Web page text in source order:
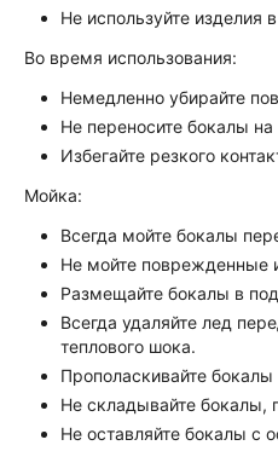
Не используйте изделия
Во время использования:
Немедленно убирайте
Не переносите бокалы
Избегайте резкого
Мойка:
Всегда мойте бокалы
Не мойте поврежденные
Размещайте бокалы в
Всегда удаляйте лед
теплового шока.
Прополаскивайте
Не складывайте бокалы,
Не оставляйте бокалы с